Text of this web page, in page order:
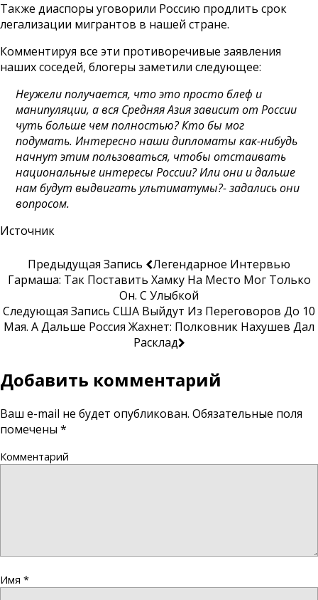
Также диаспоры уговорили Россию продлить срок
легализации мигрантов в нашей стране.
Комментируя все эти противоречивые заявления
наших соседей, блогеры заметили следующее:
Неужели получается, что это просто блеф и
манипуляции, а вся Средняя Азия зависит от России
чуть больше чем полностью? Кто бы мог
подумать. Интересно наши дипломаты как-нибудь
начнут этим пользоваться, чтобы отстаивать
национальные интересы России? Или они и дальше
нам будут выдвигать ультиматумы?- задались они
вопросом.
Источник
Предыдущая Запись
Легендарное Интервью
Гармаша: Так Поставить Хамку На Место Мог Только
Он. С Улыбкой
Следующая Запись США Выйдут Из Переговоров До 10
Мая. А Дальше Россия Жахнет: Полковник Нахушев Дал
Расклад
Добавить комментарий
Ваш e-mail не будет опубликован. Обязательные поля
помечены *
Комментарий
Имя *